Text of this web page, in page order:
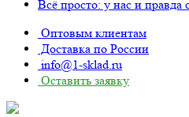
Всё просто: у нас и
Оптовым клиентам
Доставка по России
info@1-sklad.ru
Оставить заявку